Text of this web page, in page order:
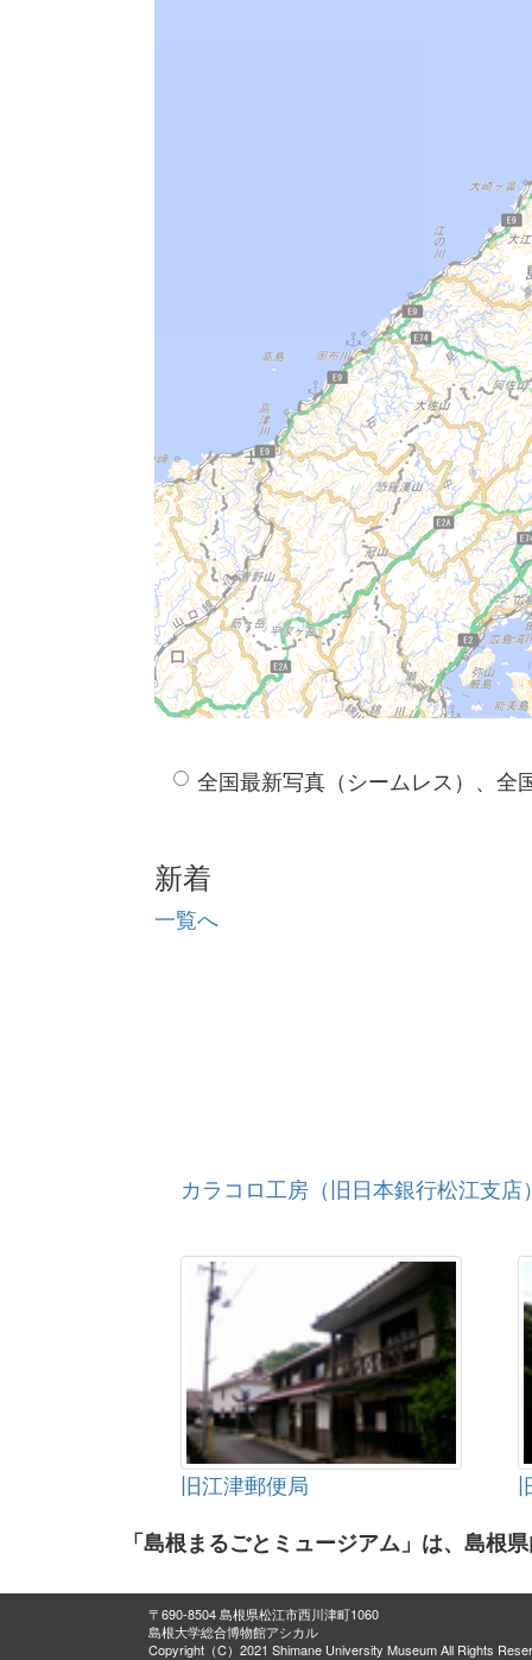
全国最新写真（シームレス）、全
新着
一覧へ
カラコロ工房（旧日本銀行松江支店
旧江津郵便局
「島根まるごとミュージアム」は、島根
〒690-8504 島根県松江市西川津町1060
島根大学総合博物館アシカル
Copyright（C）2021 Shimane University Museum All Rights